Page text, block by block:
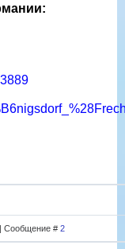
Сообщение # 2